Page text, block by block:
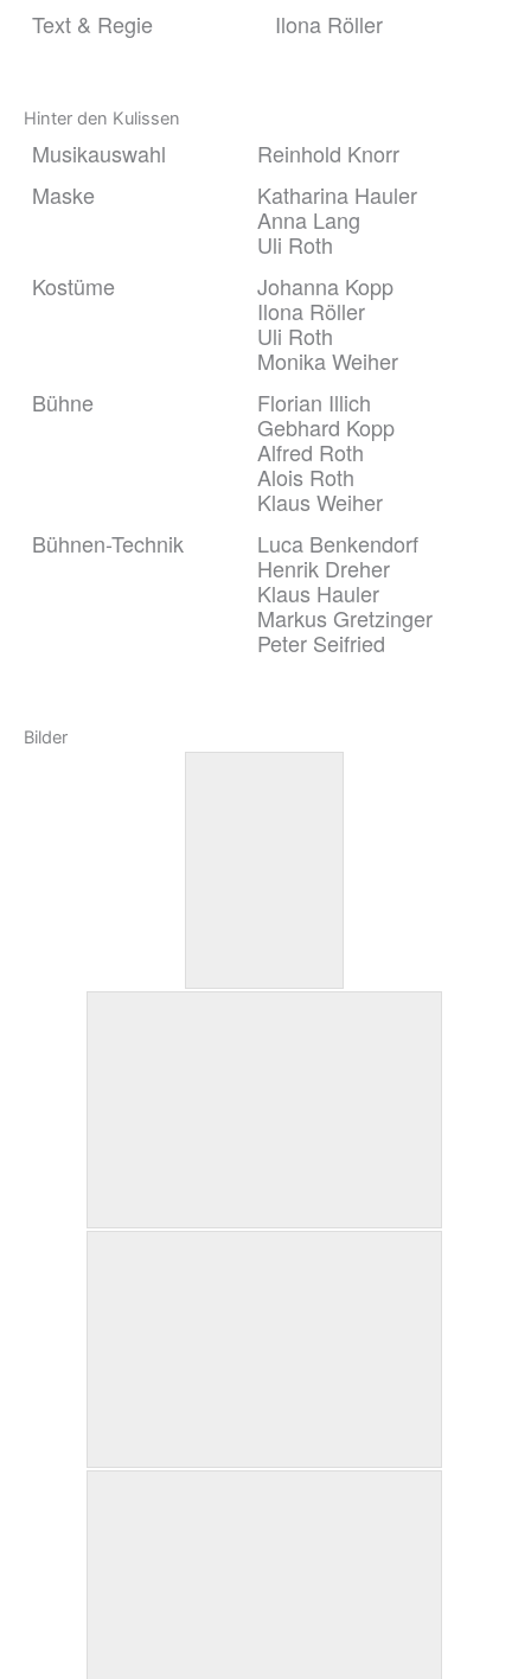
Text & Regie
Ilona Röller
Hinter den Kulissen
Musikauswahl
Reinhold Knorr
Maske
Katharina Hauler
Anna Lang
Uli Roth
Kostüme
Johanna Kopp
Ilona Röller
Uli Roth
Monika Weiher
Bühne
Florian Illich
Gebhard Kopp
Alfred Roth
Alois Roth
Klaus Weiher
Bühnen-Technik
Luca Benkendorf
Henrik Dreher
Klaus Hauler
Markus Gretzinger
Peter Seifried
Bilder